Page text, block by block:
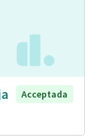
Acceptada